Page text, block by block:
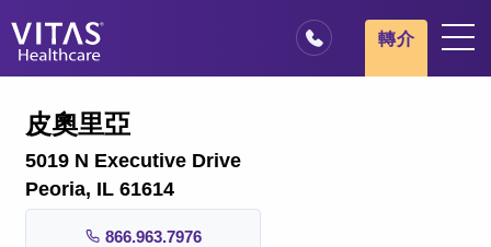
我們的服務
轉介
皮奧里亞
5019 N Executive Drive
Peoria, IL 61614
866.963.7976